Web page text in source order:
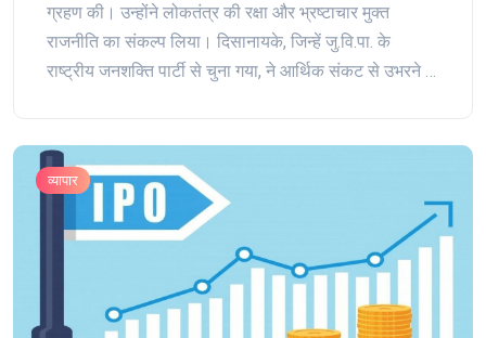
ग्रहण की। उन्होंने लोकतंत्र की रक्षा और भ्रष्टाचार मुक्त
राजनीति का संकल्प लिया। दिसानायके, जिन्हें जु.वि.पा. के
राष्ट्रीय जनशक्ति पार्टी से चुना गया, ने आर्थिक संकट से उभरने के
व्यापार